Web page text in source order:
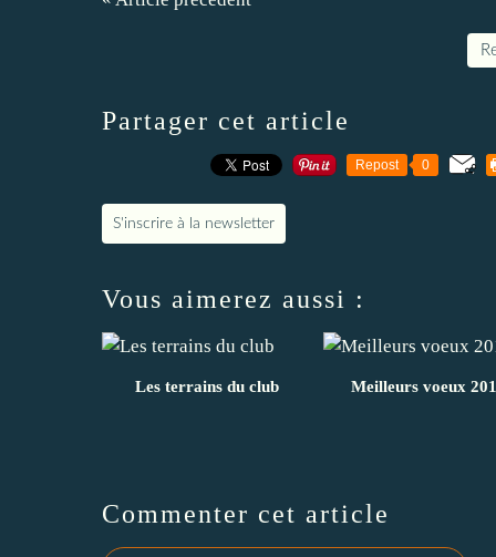
Partager cet article
Repost 0
S'inscrire à la newsletter
Vous aimerez aussi :
Les terrains du club
Meilleurs voeux
Commenter cet article